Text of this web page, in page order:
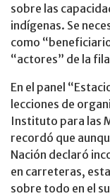
sobre las
indígenas. Se
como
“actores” de la
En el panel
lecciones de
Instituto para las
recordó que
Nación declaró
en carreteras,
sobre todo en el